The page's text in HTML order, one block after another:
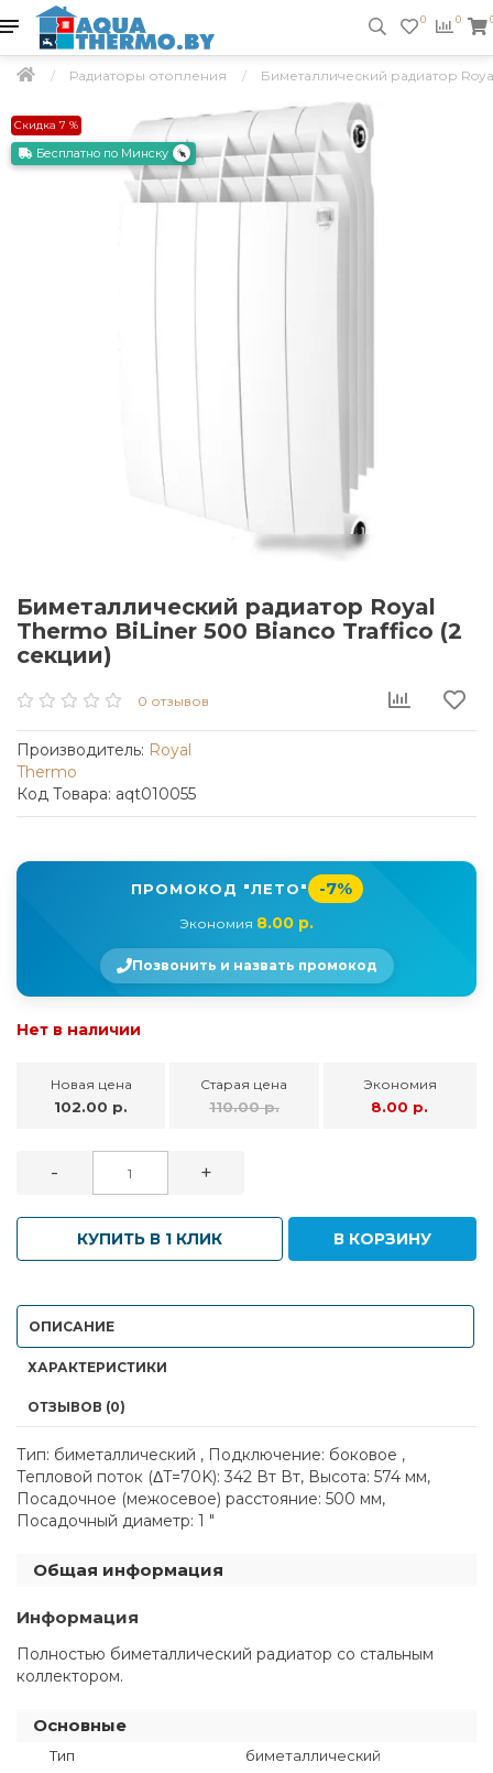
0 0
Радиаторы отопления Биметаллический радиатор
Скидка 7 %
Бесплатно по Минску
Биметаллический радиатор Royal
Thermo BiLiner 500 Bianco Traffico (2
секции)
0 отзывов
Производитель: Royal
Thermo
Код Товара: aqt010055
ПРОМОКОД "ЛЕТО" -7%
Экономия 8.00 р.
Позвонить и назвать промокод
Нет в наличии
Новая цена
102.00 р.
Старая цена
110.00 р.
Экономия
8.00 р.
- +
КУПИТЬ В 1 КЛИК В КОРЗИНУ
ОПИСАНИЕ
ХАРАКТЕРИСТИКИ
ОТЗЫВОВ (0)
Тип: биметаллический , Подключение: боковое ,
Тепловой поток (ΔT=70K): 342 Вт Вт, Высота: 574 мм,
Посадочное (межосевое) расстояние: 500 мм,
Посадочный диаметр: 1 "
Общая информация
Информация
Полностью биметаллический радиатор со стальным
коллектором.
Основные
Тип
биметаллический